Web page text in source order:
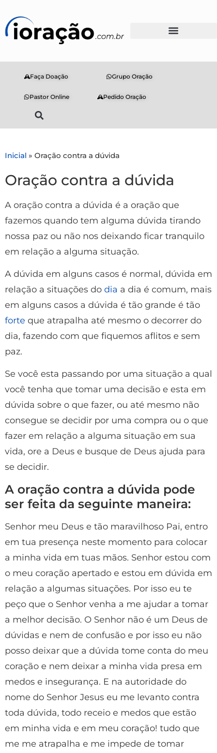
Faça Doação Grupo Oração
Pastor Online Pedido Oração
Inicial » Oração contra a dúvida
Oração contra a dúvida
A oração contra a dúvida é a oração que
fazemos quando tem alguma dúvida tirando
nossa paz ou não nos deixando ficar tranquilo
em relação a alguma situação.
A dúvida em alguns casos é normal, dúvida em
relação a situações do dia a dia é comum, mais
em alguns casos a dúvida é tão grande é tão
forte que atrapalha até mesmo o decorrer do
dia, fazendo com que fiquemos aflitos e sem
paz.
Se você esta passando por uma situação a qual
você tenha que tomar uma decisão e esta em
dúvida sobre o que fazer, ou até mesmo não
consegue se decidir por uma compra ou o que
fazer em relação a alguma situação em sua
vida, ore a Deus e busque de Deus ajuda para
se decidir.
A oração contra a dúvida pode
ser feita da seguinte maneira:
Senhor meu Deus e tão maravilhoso Pai, entro
em tua presença neste momento para colocar
a minha vida em tuas mãos. Senhor estou com
o meu coração apertado e estou em dúvida em
relação a algumas situações. Por isso eu te
peço que o Senhor venha a me ajudar a tomar
a melhor decisão. O Senhor não é um Deus de
dúvidas e nem de confusão e por isso eu não
posso deixar que a dúvida tome conta do meu
coração e nem deixar a minha vida presa em
medos e insegurança. E na autoridade do
nome do Senhor Jesus eu me levanto contra
toda dúvida, todo receio e medos que estão
em minha vida e em meu coração! tudo que
me me atrapalha e me impede de tomar